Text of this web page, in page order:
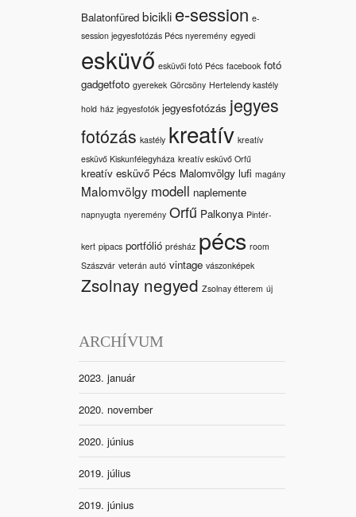
Balatonfüred bicikli e-session e-
session jegyesfotózás Pécs nyeremény egyedi
esküvő esküvői fotó Pécs facebook fotó
gadgetfoto gyerekek Görcsöny Hertelendy kastély
hold ház jegyesfotók jegyesfotózás jegyes
fotózás kastély kreatív kreatív
esküvő Kiskunfélegyháza kreatív esküvő Orfű
kreatív esküvő Pécs Malomvölgy lufi magány
Malomvölgy modell naplemente
napnyugta nyeremény Orfű Palkonya Pintér-
kert pipacs portfólió présház pécs room
Szászvár veterán autó vintage vászonképek
Zsolnay negyed Zsolnay étterem új
ARCHÍVUM
2023. január
2020. november
2020. június
2019. július
2019. június